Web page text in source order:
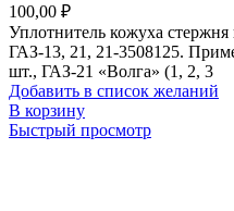
100,00 ₽
Уплотнитель кожуха стержня
ГАЗ-13, 21, 21-3508125.
шт., ГАЗ-21 «Волга» (1, 2, 3
Добавить в список желаний
В корзину
Быстрый просмотр